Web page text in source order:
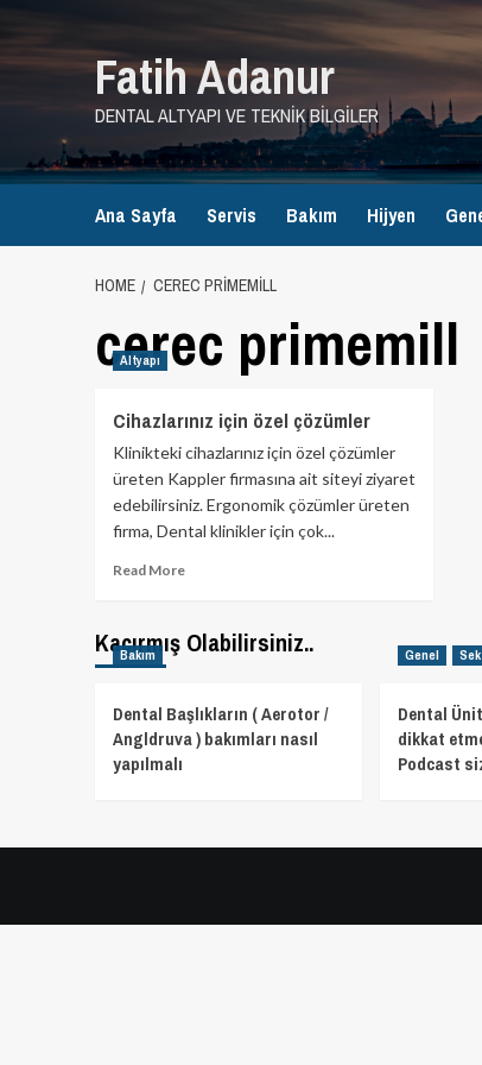
Skip
to
content
Fatih Adanur
DENTAL ALTYAPI VE TEKNIK BILGILER
Ana Sayfa Servis Bakım Hijyen
HOME CEREC PRIMEMILL
cerec primemill
Altyapı
Cihazlarınız için özel çözümler
Klinikteki cihazlarınız için özel çözümler
üreten Kappler firmasına ait siteyi ziyaret
edebilirsiniz. Ergonomik çözümler üreten
firma, Dental klinikler için çok...
Read MoreRead
Cihazlarınız
için
Kaçırmış Olabilirsiniz..
Bakım
Dental Başlıkların ( Aerotor /
Angldruva ) bakımları nasıl
yapılmalı
Genel
Dental
dikkat
Podcast